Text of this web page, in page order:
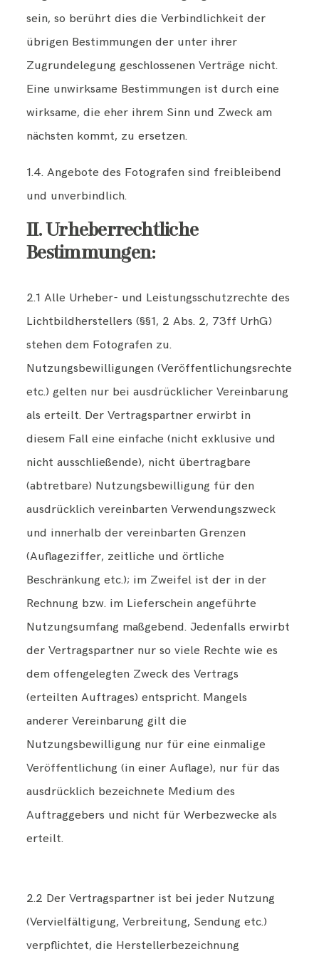
sein, so berührt dies die Verbindlichkeit der
übrigen Bestimmungen der unter ihrer
Zugrundelegung geschlossenen Verträge nicht.
Eine unwirksame Bestimmungen ist durch eine
wirksame, die eher ihrem Sinn und Zweck am
nächsten kommt, zu ersetzen.
1.4. Angebote des Fotografen sind freibleibend
und unverbindlich.
II. Urheberrechtliche
Bestimmungen:
2.1 Alle Urheber- und Leistungsschutzrechte des
Lichtbildherstellers (§§1, 2 Abs. 2, 73ff UrhG)
stehen dem Fotografen zu.
Nutzungsbewilligungen (Veröffentlichungsrechte
etc.) gelten nur bei ausdrücklicher Vereinbarung
als erteilt. Der Vertragspartner erwirbt in
diesem Fall eine einfache (nicht exklusive und
nicht ausschließende), nicht übertragbare
(abtretbare) Nutzungsbewilligung für den
ausdrücklich vereinbarten Verwendungszweck
und innerhalb der vereinbarten Grenzen
(Auflageziffer, zeitliche und örtliche
Beschränkung etc.); im Zweifel ist der in der
Rechnung bzw. im Lieferschein angeführte
Nutzungsumfang maßgebend. Jedenfalls erwirbt
der Vertragspartner nur so viele Rechte wie es
dem offengelegten Zweck des Vertrags
(erteilten Auftrages) entspricht. Mangels
anderer Vereinbarung gilt die
Nutzungsbewilligung nur für eine einmalige
Veröffentlichung (in einer Auflage), nur für das
ausdrücklich bezeichnete Medium des
Auftraggebers und nicht für Werbezwecke als
erteilt.
2.2 Der Vertragspartner ist bei jeder Nutzung
(Vervielfältigung, Verbreitung, Sendung etc.)
verpflichtet, die Herstellerbezeichnung